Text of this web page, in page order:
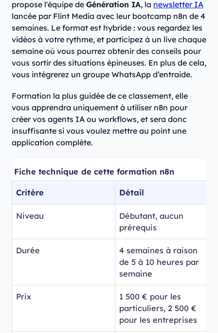
propose l'équipe de Génération IA, la newsletter IA
lancée par Flint Media avec leur bootcamp n8n de 4
semaines. Le format est hybride : vous regardez les
vidéos à votre rythme, et participez à un live chaque
semaine où vous pourrez obtenir des conseils pour
vous sortir des situations épineuses. En plus de cela,
vous intégrerez un groupe WhatsApp d’entraide.
Formation la plus guidée de ce classement, elle
vous apprendra uniquement à utiliser n8n pour
créer vos agents IA ou workflows, et sera donc
insuffisante si vous voulez mettre au point une
application complète.
Fiche technique de cette formation n8n
Critère Détail
Niveau
Débutant, aucun
prérequis
Durée
4 semaines à raison
de 5 à 10 heures par
semaine
Prix
1 500 € pour les
particuliers, 2 500 €
pour les entreprises